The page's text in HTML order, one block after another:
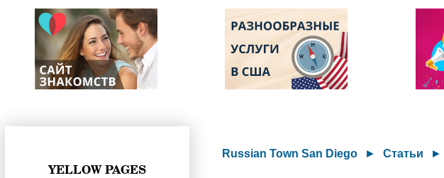
YELLOW PAGES
Russian Town San Diego ► Статьи ►